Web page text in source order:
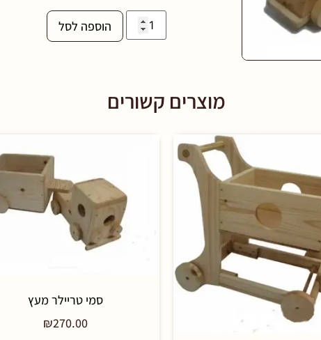
הוספה לסל
מוצרים קשורים
סמי טריילר מעץ
₪270.00